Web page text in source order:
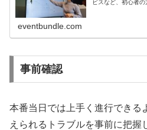
ビスなど、初心者の
eventbundle.com
事前確認
本番当日では上手く進行できる
えられるトラブルを事前に把握